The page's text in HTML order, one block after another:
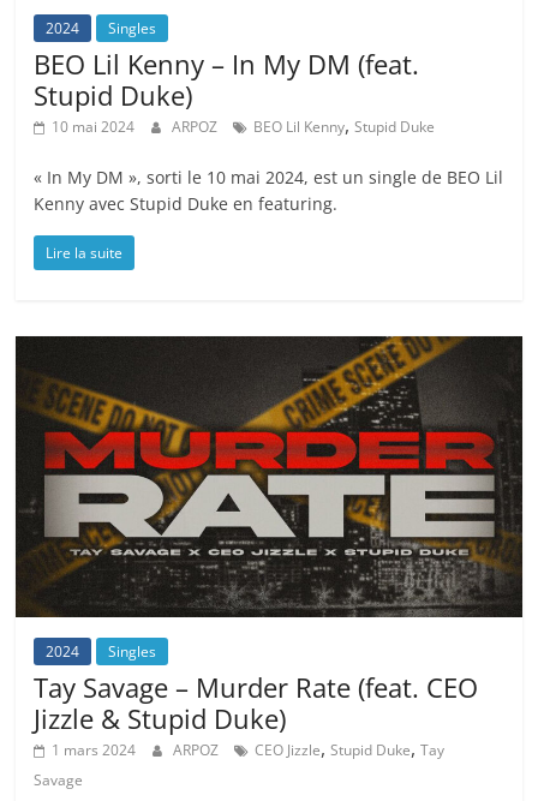
2024 Singles
BEO Lil Kenny – In My DM (feat.
Stupid Duke)
10 mai 2024 ARPOZ BEO Lil Kenny,Stupid Duke
« In My DM », sorti le 10 mai 2024, est un single de BEO Lil
Kenny avec Stupid Duke en featuring.
Lire la suite
2024 Singles
Tay Savage – Murder Rate (feat. CEO
Jizzle & Stupid Duke)
1 mars 2024 ARPOZ CEO Jizzle,Stupid Duke,Tay
Savage